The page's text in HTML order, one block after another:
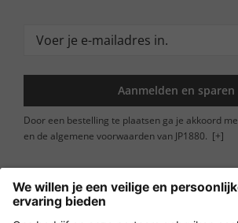
Aanmelden en sparen
Door een bestelling te plaatsen ga je akkoord
en de algemene voorwaarden van JP1880. [+]
Service